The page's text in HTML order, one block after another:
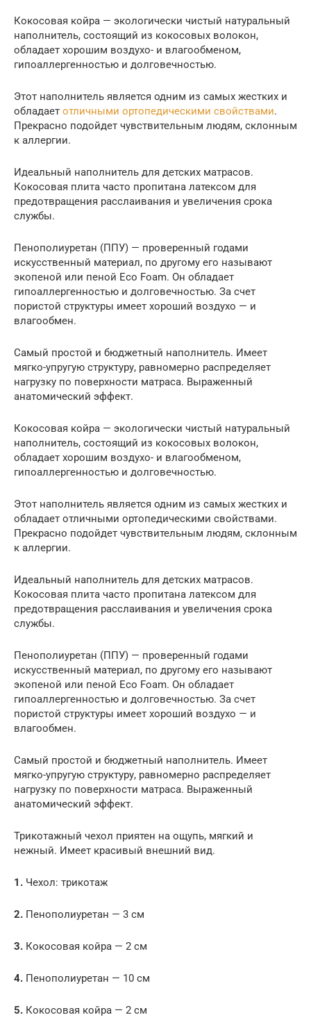
Кокосовая койра — экологически чистый натуральный
наполнитель, состоящий из кокосовых волокон,
обладает хорошим воздухо- и влагообменом,
гипоаллергенностью и долговечностью.
Этот наполнитель является одним из самых жестких и
обладает отличными ортопедическими свойствами.
Прекрасно подойдет чувствительным людям, склонным
к аллергии.
Идеальный наполнитель для детских матрасов.
Кокосовая плита часто пропитана латексом для
предотвращения расслаивания и увеличения срока
службы.
Пенополиуретан (ППУ) — проверенный годами
искусственный материал, по другому его называют
экопеной или пеной Eco Foam. Он обладает
гипоаллергенностью и долговечностью. За счет
пористой структуры имеет хороший воздухо — и
влагообмен.
Самый простой и бюджетный наполнитель. Имеет
мягко-упругую структуру, равномерно распределяет
нагрузку по поверхности матраса. Выраженный
анатомический эффект.
Кокосовая койра — экологически чистый натуральный
наполнитель, состоящий из кокосовых волокон,
обладает хорошим воздухо- и влагообменом,
гипоаллергенностью и долговечностью.
Этот наполнитель является одним из самых жестких и
обладает отличными ортопедическими свойствами.
Прекрасно подойдет чувствительным людям, склонным
к аллергии.
Идеальный наполнитель для детских матрасов.
Кокосовая плита часто пропитана латексом для
предотвращения расслаивания и увеличения срока
службы.
Пенополиуретан (ППУ) — проверенный годами
искусственный материал, по другому его называют
экопеной или пеной Eco Foam. Он обладает
гипоаллергенностью и долговечностью. За счет
пористой структуры имеет хороший воздухо — и
влагообмен.
Самый простой и бюджетный наполнитель. Имеет
мягко-упругую структуру, равномерно распределяет
нагрузку по поверхности матраса. Выраженный
анатомический эффект.
Трикотажный чехол приятен на ощупь, мягкий и
нежный. Имеет красивый внешний вид.
1. Чехол: трикотаж
2. Пенополиуретан — 3 см
3. Кокосовая койра — 2 см
4. Пенополиуретан — 10 см
5. Кокосовая койра — 2 см